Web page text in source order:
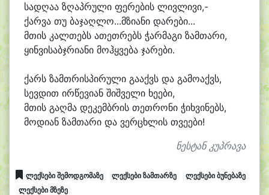
სადღაა ზღაპრული ფერების ლივლივი,-
ქარვა თუ ბაჯაღლო...მზიანი დარები...
მთის კალთებს ათეთრებს ჭარმაგი ზამთარი,
ყინვისაბჯრიანი მოჰყვება ჯარები.
ქარს ზამთრისპირული გააქვს და გამოაქვს,
სევდით ირწევიან შიშველი ხეები,
მთის გაღმა დეკემბრის თეთრონი ჭიხვინებს,
მოდიან ზამთარი და ვერცხლის თვეები!
ნესტან კუპრავა
ლექსები შემოდგომაზე ლექსები ზამთარზე
ლექსები ბუნებაზე
ლექსები მზეზე